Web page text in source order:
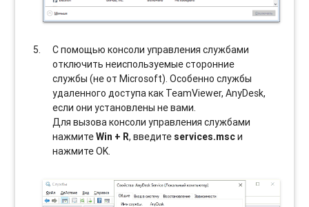
С помощью консоли управления службами
отключить неиспользуемые сторонние
службы (не от Microsoft). Особенно службы
удаленного доступа как TeamViewer, AnyDesk,
если они установлены не вами.
Для вызова консоли управления службами
нажмитеWin + R, введите services.mscи
нажмите OK.